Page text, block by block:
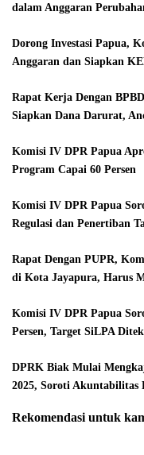
dalam Anggaran
Dorong Investasi Papua,
Anggaran dan Siapkan
Rapat Kerja Dengan
Siapkan Dana Darurat,
Komisi IV DPR Papua
Program Capai 60 Persen
Komisi IV DPR Papua
Regulasi dan Penertiban
Rapat Dengan PUPR,
di Kota Jayapura, Harus
Komisi IV DPR Papua
Persen, Target SiLPA
DPRK Biak Mulai
2025, Soroti Akuntabilitas
Rekomendasi untuk